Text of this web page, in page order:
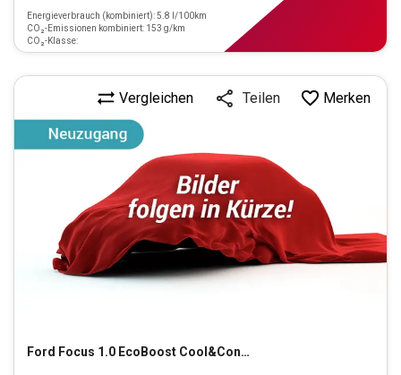
Energieverbrauch (kombiniert): 5.8 l/100km
CO₂-Emissionen kombiniert: 153 g/km
CO₂-Klasse:
Ford Focus 1.0 EcoBoost Cool&Connect S/S (E 6d-T)
Vergleichen Teilen Merken